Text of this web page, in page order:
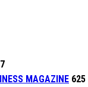
MAGAZINE 625